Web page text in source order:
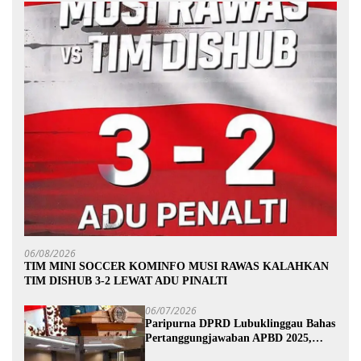
06/08/2026
TIM MINI SOCCER KOMINFO MUSI RAWAS KALAHKAN
TIM DISHUB 3-2 LEWAT ADU PINALTI
06/07/2026
Paripurna DPRD Lubuklinggau Bahas
Pertanggungjawaban APBD 2025,